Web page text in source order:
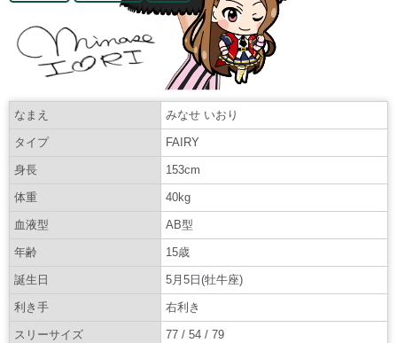
なまえ みなせ いおり
タイプ FAIRY
身長 153cm
体重 40kg
血液型 AB型
年齢 15歳
誕生日 5月5日(牡牛座)
利き手 右利き
スリーサイズ 77 / 54 / 79